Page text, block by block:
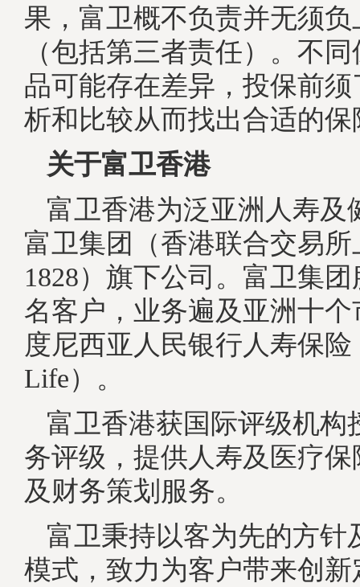
果，富卫概不负责并无须
（包括第三者责任）。不
品可能存在差异，投保前
析和比较从而找出合适的保
关于富卫香港
富卫香港为泛亚洲人寿及
富卫集团（香港联合交易
1828）旗下公司。富卫集
名客户，业务遍及亚洲十
度尼西亚人民银行人寿保险
Life）。
富卫香港获国际评级机构
务评级，提供人寿及医疗
及财务策划服务。
富卫秉持以客为先的方针
模式，致力为客户带来创